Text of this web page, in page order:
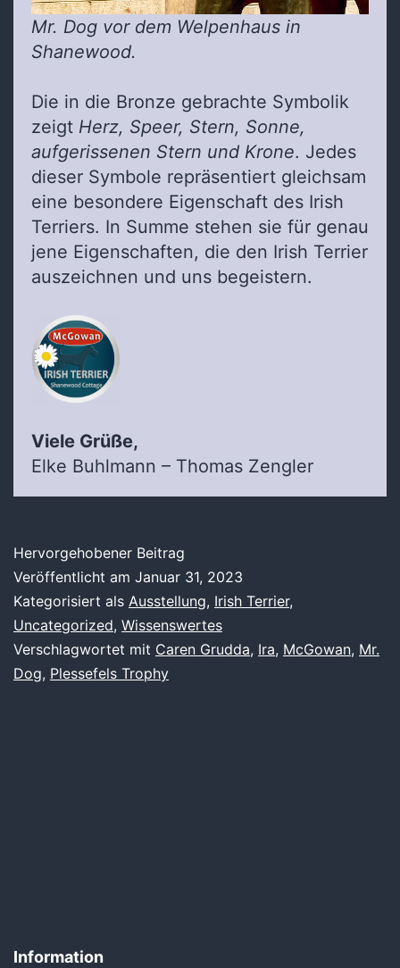
Mr. Dog vor dem Welpenhaus in
Shanewood.
Die in die Bronze gebrachte Symbolik
zeigt Herz, Speer, Stern, Sonne,
aufgerissenen Stern und Krone. Jedes
dieser Symbole repräsentiert gleichsam
eine besondere Eigenschaft des Irish
Terriers. In Summe stehen sie für genau
jene Eigenschaften, die den Irish Terrier
auszeichnen und uns begeistern.
Viele Grüße,
Elke Buhlmann – Thomas Zengler
Hervorgehobener Beitrag
Veröffentlicht am Januar 31, 2023
Kategorisiert als Ausstellung, Irish Terrier,
Uncategorized, Wissenswertes
Verschlagwortet mit Caren Grudda, Ira, McGowan, Mr.
Dog, Plessefels Trophy
Information